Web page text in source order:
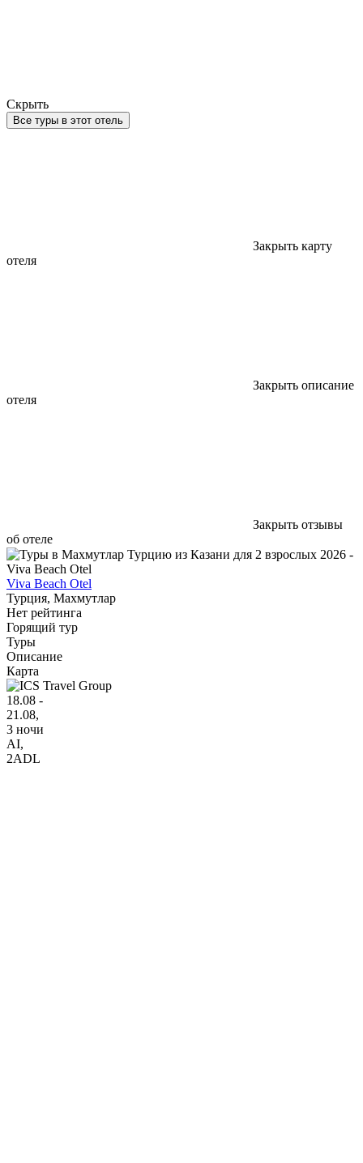
Скрыть
Все туры в этот отель
Закрыть карту
отеля
Закрыть описание
отеля
Закрыть отзывы
об отеле
Viva Beach Otel
Турция, Махмутлар
Нет рейтинга
Горящий тур
Туры
Описание
Карта
18.08 -
21.08,
3 ночи
AI,
2ADL